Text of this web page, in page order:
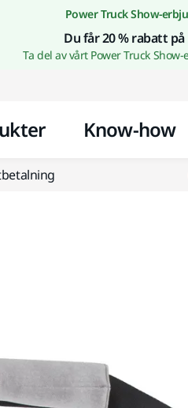
Power Truck Show-
Du får 20 % rabatt på
Ta del av vårt Power Truck
Know-how